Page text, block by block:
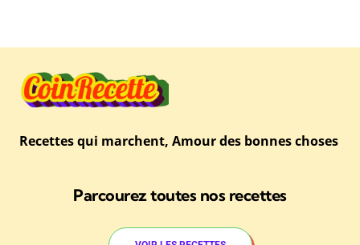
Recettes qui marchent, Amour des bonnes choses
Parcourez toutes nos recettes